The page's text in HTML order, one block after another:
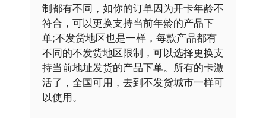
制都有不同，如你的订单因为开卡年龄不
符合，可以更换支持当前年龄的产品下
单;不发货地区也是一样，每款产品都有
不同的不发货地区限制，可以选择更换支
持当前地址发货的产品下单。所有的卡激
活了，全国可用，去到不发货城市一样可
以使用。